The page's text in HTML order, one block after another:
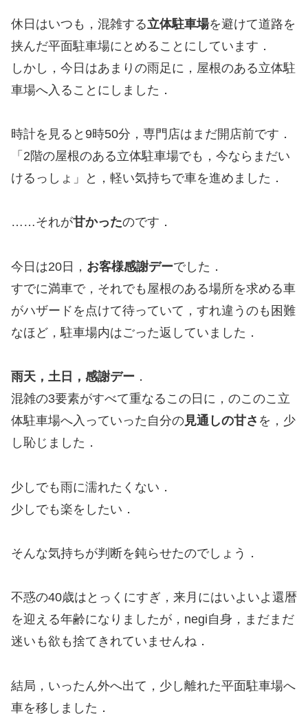
休日はいつも，混雑する立体駐車場を避けて道路を
挟んだ平面駐車場にとめることにしています．
しかし，今日はあまりの雨足に，屋根のある立体駐
車場へ入ることにしました．
時計を見ると9時50分，専門店はまだ開店前です．
「2階の屋根のある立体駐車場でも，今ならまだい
けるっしょ」と，軽い気持ちで車を進めました．
……それが甘かったのです．
今日は20日， お客様感謝デーでした．
すでに満車で，それでも屋根のある場所を求める車
がハザードを点けて待っていて，すれ違うのも困難
なほど，駐車場内はごった返していました．
雨天，土日，感謝デー ．
混雑の3要素がすべて重なるこの日に，のこのこ立
体駐車場へ入っていった自分の見通しの甘さ を，少
し恥じました．
少しでも雨に濡れたくない．
少しでも楽をしたい．
そんな気持ちが判断を鈍らせたのでしょう．
不惑の40歳はとっくにすぎ，来月にはいよいよ還暦
を迎える年齢になりましたが，negi自身，まだまだ
迷いも欲も捨てきれていませんね．
結局，いったん外へ出て，少し離れた平面駐車場へ
車を移しました．